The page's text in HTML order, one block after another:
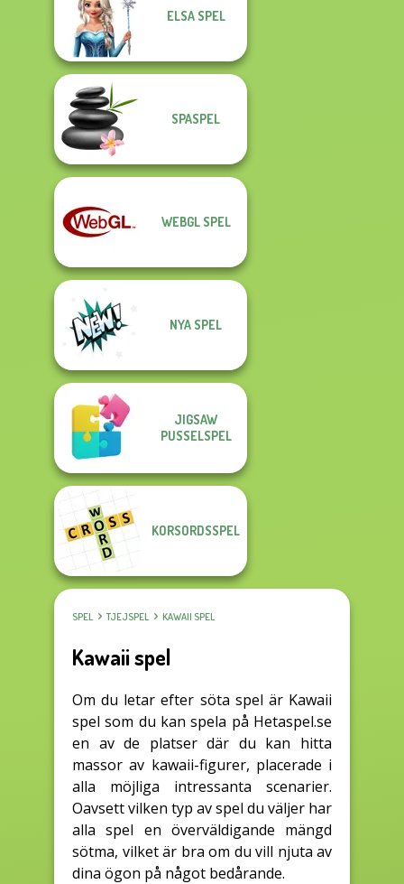
ELSA SPEL
SPASPEL
WEBGL SPEL
NYA SPEL
JIGSAW
PUSSELSPEL
KORSORDSSPEL
SPEL TJEJSPEL KAWAII SPEL
Kawaii spel
Om du letar efter söta spel är Kawaii
spel som du kan spela på Hetaspel.se
en av de platser där du kan hitta
massor av kawaii-figurer, placerade i
alla möjliga intressanta scenarier.
Oavsett vilken typ av spel du väljer har
alla spel en överväldigande mängd
sötma, vilket är bra om du vill njuta av
dina ögon på något bedårande.